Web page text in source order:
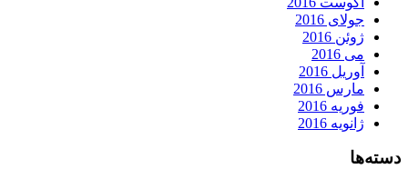
جولای 2016
ژوئن 2016
می 2016
آوریل 2016
مارس 2016
فوریه 2016
ژانویه 2016
دسته‌ها